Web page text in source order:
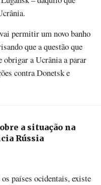
permitir um novo banho
que a questão que
obrigar a Ucrânia a parar
contra Donetsk e
a situação na
Rússia
países ocidentais, existe